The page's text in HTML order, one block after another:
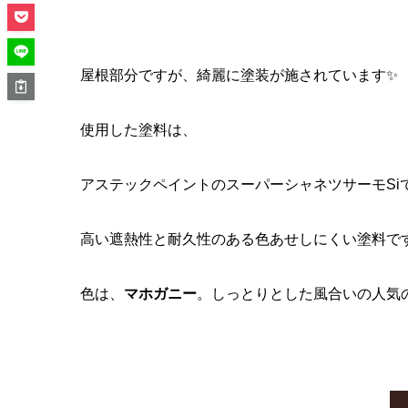
屋根部分ですが、綺麗に塗装が施されています✨
使用した塗料は、
アステックペイントのスーパーシャネツサーモSi
高い遮熱性と耐久性のある色あせしにくい塗料で
色は、 マホガニー。しっとりとした風合いの人気